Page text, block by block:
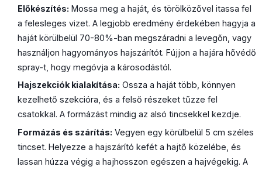
Előkészítés: Mossa meg a haját, és törölközővel itassa fel
a felesleges vizet. A legjobb eredmény érdekében hagyja a
haját körülbelül 70-80%-ban megszáradni a levegőn, vagy
használjon hagyományos hajszárítót. Fújjon a hajára hővédő
spray-t, hogy megóvja a károsodástól.
Hajszekciók kialakítása: Ossza a haját több, könnyen
kezelhető szekcióra, és a felső részeket tűzze fel
csatokkal. A formázást mindig az alsó tincsekkel kezdje.
Formázás és szárítás: Vegyen egy körülbelül 5 cm széles
tincset. Helyezze a hajszárító kefét a hajtő közelébe, és
lassan húzza végig a hajhosszon egészen a hajvégekig. A